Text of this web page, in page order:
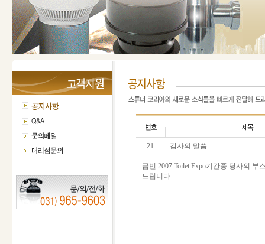
21 감사의 말씀
금번 2007 Toilet Expo기간중 당사의
드립니다.